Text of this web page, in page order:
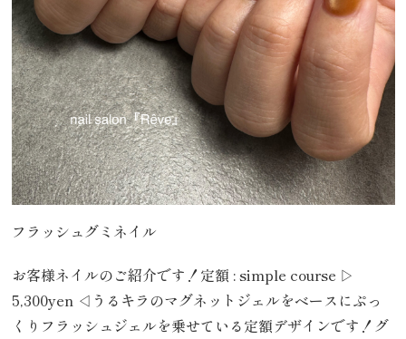
フラッシュグミネイル
お客様ネイルのご紹介です！定額 : simple course ▷
5,300yen ◁うるキラのマグネットジェルをベースにぷっ
くりフラッシュジェルを乗せている定額デザインです！グ